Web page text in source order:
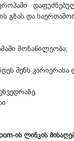
გზას და
მონაწილეობა;
შენს კარიერასა
ის ლინკის